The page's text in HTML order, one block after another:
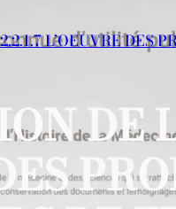
2.2.1.7 L’OEUVRE DES
DE